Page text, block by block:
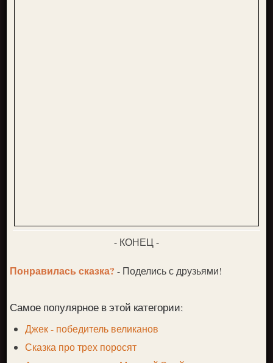
- КОНЕЦ -
Понравилась сказка?- Поделись с друзьями!
Самое популярное в этой категории:
Джек - победитель великанов
Сказка про трех поросят